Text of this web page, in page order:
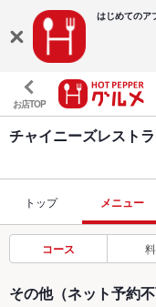
はじめてのア
お店TOP
チャイニーズレスト
トップ メニュー
コース
その他（ネット予約不